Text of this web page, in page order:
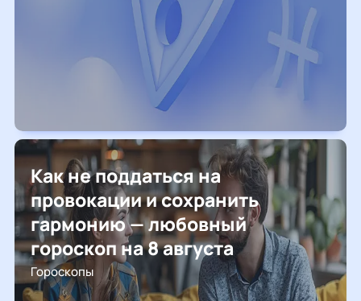
Как не поддаться на
провокации и сохранить
гармонию — любовный
гороскоп на 8 августа
Гороскопы